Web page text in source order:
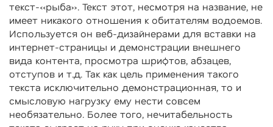
текст-«рыба». Текст этот, несмотря на название, не
имеет никакого отношения к обитателям водоемов.
Используется он веб-дизайнерами для вставки на
интернет-страницы и демонстрации внешнего
вида контента, просмотра шрифтов, абзацев,
отступов и т.д. Так как цель применения такого
текста исключительно демонстрационная, то и
смысловую нагрузку ему нести совсем
необязательно. Более того, нечитабельность